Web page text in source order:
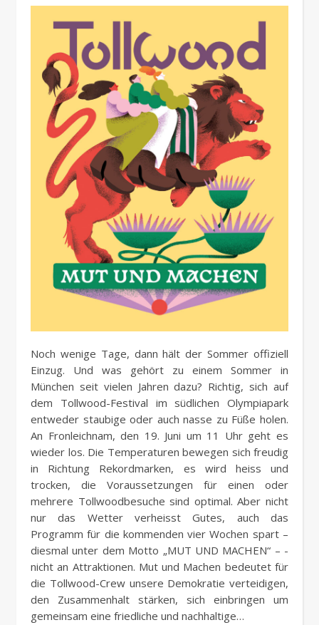
Noch wenige Tage, dann hält der Sommer offiziell
Einzug. Und was gehört zu einem Sommer in
München seit vielen Jahren dazu? Richtig, sich auf
dem Tollwood-Festival im südlichen Olympiapark
entweder staubige oder auch nasse zu Füße holen.
An Fronleichnam, den 19. Juni um 11 Uhr geht es
wieder los. Die Temperaturen bewegen sich freudig
in Richtung Rekordmarken, es wird heiss und
trocken, die Voraussetzungen für einen oder
mehrere Tollwoodbesuche sind optimal. Aber nicht
nur das Wetter verheisst Gutes, auch das
Programm für die kommenden vier Wochen spart –
diesmal unter dem Motto „MUT UND MACHEN“ – ­
nicht an Attraktionen. Mut und Machen bedeutet für
die Tollwood-Crew unsere Demokratie verteidigen,
den Zusammenhalt stärken, sich einbringen um
gemeinsam eine friedliche und nachhaltige…